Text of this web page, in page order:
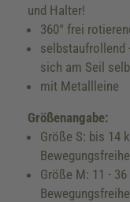
und Halter!
360° frei
selbstaufrollend
sich am Seil
mit Metallleine
Größenangabe:
Größe S: bis 14
Größe M: 11 -